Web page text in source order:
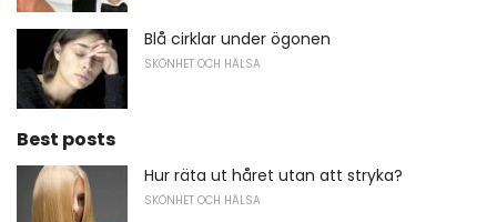
Blå cirklar under ögonen
SKÖNHET OCH HÄLSA
Best posts
Hur räta ut håret utan att stryka?
SKÖNHET OCH HÄLSA